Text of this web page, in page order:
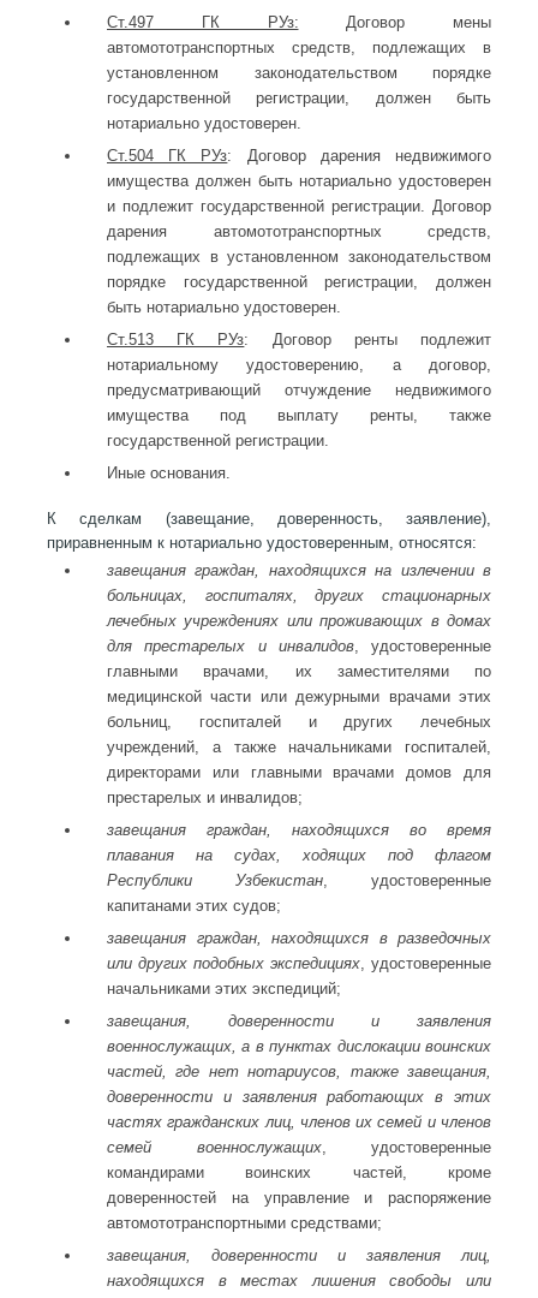
Ст.497 ГК РУз: Договор мены
автомототранспортных средств, подлежащих в
установленном законодательством порядке
государственной регистрации, должен быть
нотариально удостоверен.
Ст.504 ГК РУз: Договор дарения недвижимого
имущества должен быть нотариально удостоверен
и подлежит государственной регистрации. Договор
дарения автомототранспортных средств,
подлежащих в установленном законодательством
порядке государственной регистрации, должен
быть нотариально удостоверен.
Ст.513 ГК РУз: Договор ренты подлежит
нотариальному удостоверению, а договор,
предусматривающий отчуждение недвижимого
имущества под выплату ренты, также
государственной регистрации.
Иные основания.
К сделкам (завещание, доверенность, заявление),
приравненным к нотариально удостоверенным, относятся:
завещания граждан, находящихся на излечении в
больницах, госпиталях, других стационарных
лечебных учреждениях или проживающих в домах
для престарелых и инвалидов, удостоверенные
главными врачами, их заместителями по
медицинской части или дежурными врачами этих
больниц, госпиталей и других лечебных
учреждений, а также начальниками госпиталей,
директорами или главными врачами домов для
престарелых и инвалидов;
завещания граждан, находящихся во время
плавания на судах, ходящих под флагом
Республики Узбекистан , удостоверенные
капитанами этих судов;
завещания граждан, находящихся в разведочных
или других подобных экспедициях , удостоверенные
начальниками этих экспедиций;
завещания, доверенности и заявления
военнослужащих, а в пунктах дислокации воинских
частей, где нет нотариусов, также завещания,
доверенности и заявления работающих в этих
частях гражданских лиц, членов их семей и членов
семей военнослужащих, удостоверенные
командирами воинских частей, кроме
доверенностей на управление и распоряжение
автомототранспортными средствами;
завещания, доверенности и заявления лиц,
находящихся в местах лишения свободы или